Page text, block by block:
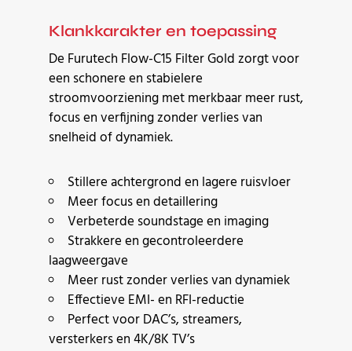
Klankkarakter en toepassing
De Furutech Flow-C15 Filter Gold zorgt voor
een schonere en stabielere
stroomvoorziening met merkbaar meer rust,
focus en verfijning zonder verlies van
snelheid of dynamiek.
Stillere achtergrond en lagere ruisvloer
Meer focus en detaillering
Verbeterde soundstage en imaging
Strakkere en gecontroleerdere
laagweergave
Meer rust zonder verlies van dynamiek
Effectieve EMI- en RFI-reductie
Perfect voor DAC’s, streamers,
versterkers en 4K/8K TV’s